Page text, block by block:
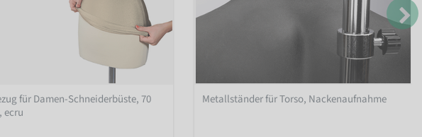
für Damen-Schneiderbüste, 70
ecru
Metallständer für Torso, Nackenaufnahme